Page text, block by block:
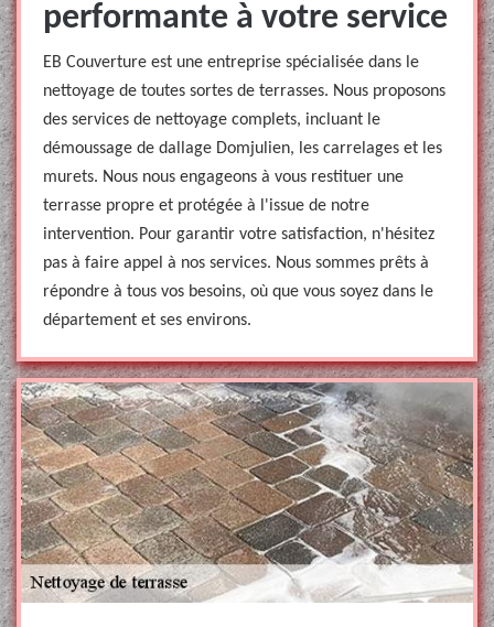
performante à votre service
EB Couverture est une entreprise spécialisée dans le
nettoyage de toutes sortes de terrasses. Nous proposons
des services de nettoyage complets, incluant le
démoussage de dallage Domjulien, les carrelages et les
murets. Nous nous engageons à vous restituer une
terrasse propre et protégée à l'issue de notre
intervention. Pour garantir votre satisfaction, n'hésitez
pas à faire appel à nos services. Nous sommes prêts à
répondre à tous vos besoins, où que vous soyez dans le
département et ses environs.